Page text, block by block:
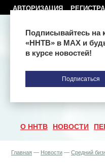
АВТОРИЗАЦИЯ
О ННТВ НОВОСТИ
Главная — Новости — Средний
Подписывайтесь на
«ННТВ» в МАХ и
в курсе новостей!
Подписаться